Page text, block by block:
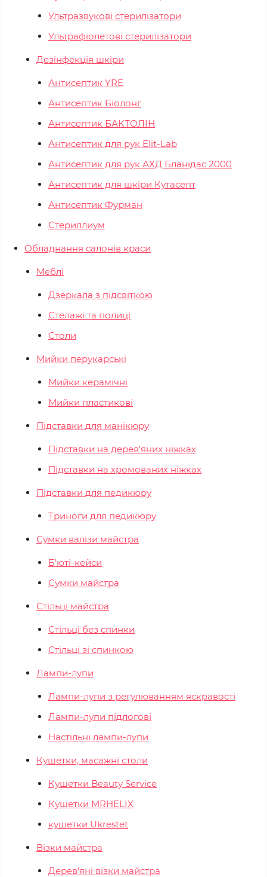
Ультразвукові стерилізатори
Ультрафіолетові стерилізатори
Дезінфекція шкіри
Антисептик YRE
Антисептик Біолонг
Антисептик БАКТОЛІН
Антисептик для рук Elit-Lab
Антисептик для рук АХД Бланідас 2000
Антисептик для шкіри Кутасепт
Антисептик Фурман
Стериллиум
Обладнання салонів краси
Меблі
Дзеркала з підсвіткою
Стелажі та полиці
Столи
Мийки перукарські
Мийки керамічні
Мийки пластикові
Підставки для манікюру
Підставки на дерев'яних ніжках
Підставки на хромованих ніжках
Підставки для педикюру
Триноги для педикюру
Сумки валізи майстра
Б'юті-кейси
Сумки майстра
Стільці майстра
Стільці без спинки
Стільці зі спинкою
Лампи-лупи
Лампи-лупи з регулюванням яскравості
Лампи-лупи підлогові
Настільні лампи-лупи
Кушетки, масажні столи
Кушетки Beauty Service
Кушетки MRHELIX
кушетки Ukrestet
Візки майстра
Дерев'яні візки майстра